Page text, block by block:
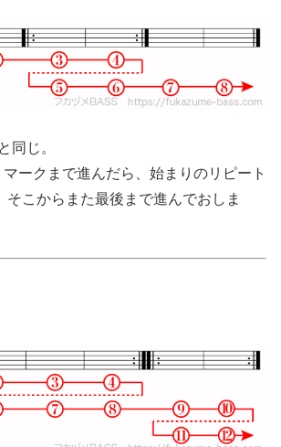
同じ。
ークまで進んだら、始まりのリピート
そこからまた最後まで進んでおしま